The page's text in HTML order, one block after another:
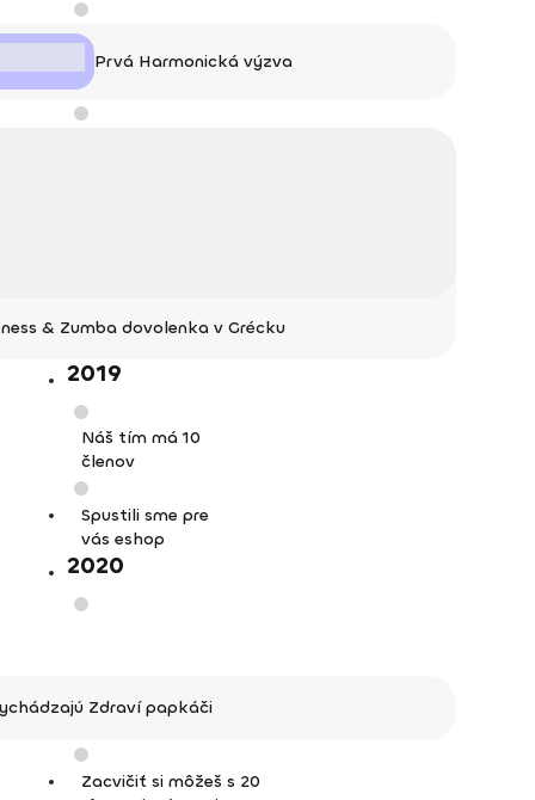
Prvá Harmonická výzva
& Zumba dovolenka v Grécku
2019
Náš tím má 10
členov
Spustili sme pre
vás eshop
2020
Zdraví papkáči
Zacvičiť si môžeš s 20